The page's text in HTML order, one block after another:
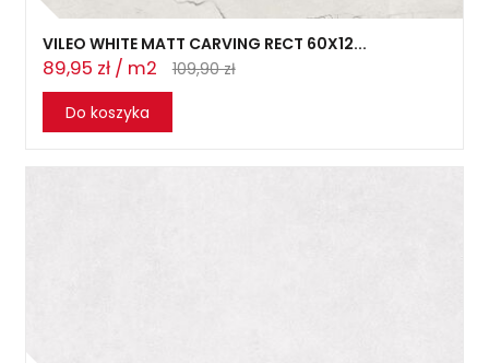
VILEO WHITE MATT CARVING RECT 60X12...
89,95 zł / m2
109,90 zł
Do koszyka